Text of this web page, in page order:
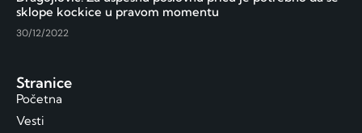
sklope kockice u pravom momentu
30/12/2022
Stranice
Početna
Vesti